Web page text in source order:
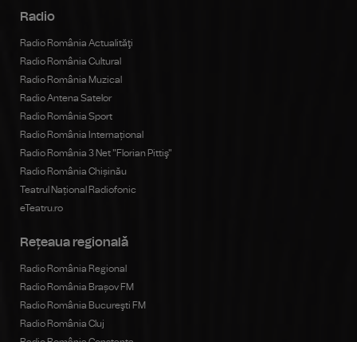
Radio
Radio România Actualităţi
Radio România Cultural
Radio România Muzical
Radio Antena Satelor
Radio România Sport
Radio România Internațional
Radio România 3 Net "Florian Pittiş"
Radio România Chișinău
Teatrul Național Radiofonic
eTeatru.ro
Rețeaua regională
Radio România Regional
Radio România Brașov FM
Radio România Bucureşti FM
Radio România Cluj